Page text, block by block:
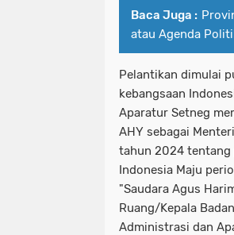
Baca Juga :
atau Agenda
Pelantikan dimulai
kebangsaan
Aparatur Setneg
AHY sebagai
tahun 2024 tentang
Indonesia Maju
"Saudara Agus
Ruang/Kepala
Administrasi dan